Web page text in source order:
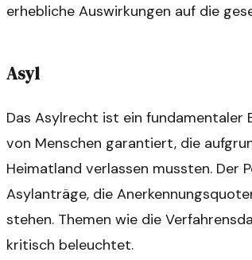
erhebliche Auswirkungen auf die
Asyl
Das Asylrecht ist ein fundamentaler
von Menschen garantiert, die
Heimatland verlassen mussten.
Asylanträge, die
stehen. Themen wie die
kritisch beleuchtet.